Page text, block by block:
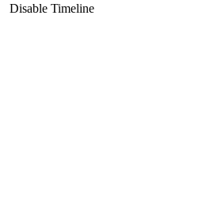
Disable Timeline